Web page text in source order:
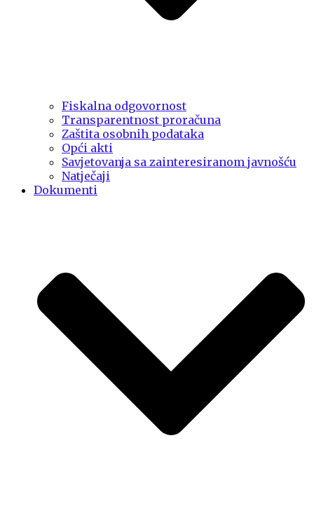
Fiskalna odgovornost
Transparentnost proračuna
Zaštita osobnih podataka
Opći akti
Savjetovanja sa zainteresiranom javnošću
Natječaji
Dokumenti